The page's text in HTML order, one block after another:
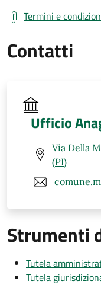
Termini e
Contatti
Ufficio
Via Della
(PI)
Strumenti
Tutela
Tutela